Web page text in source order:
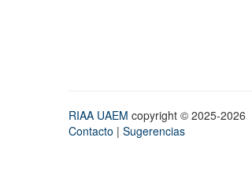
RIAA UAEM copyright © 2025-2026
Contacto | Sugerencias